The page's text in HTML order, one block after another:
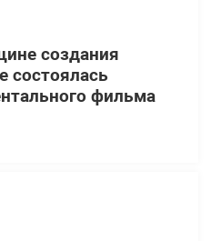
создания
состоялась
фильма